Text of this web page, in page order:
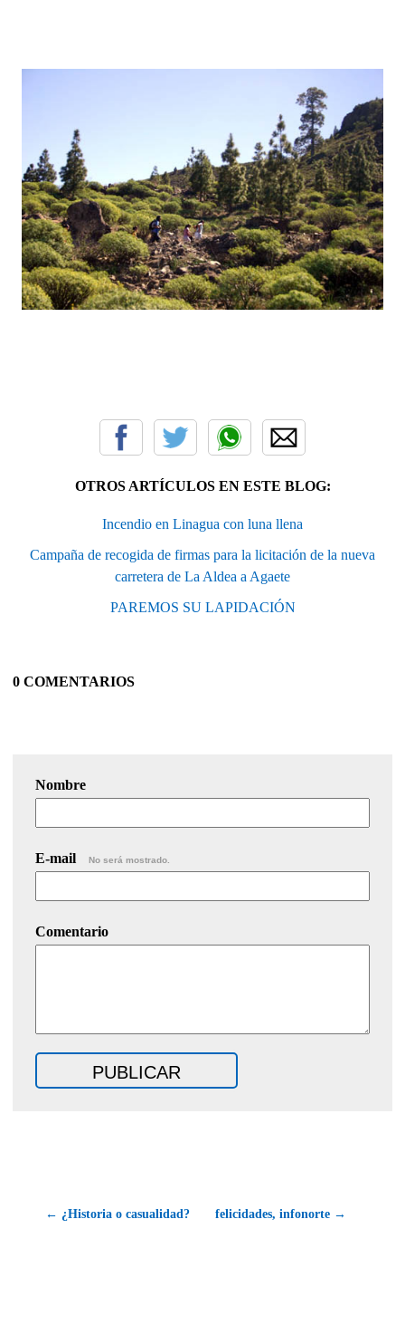
OTROS ARTÍCULOS EN ESTE BLOG:
Incendio en Linagua con luna llena
Campaña de recogida de firmas para la licitación de la nueva
carretera de La Aldea a Agaete
PAREMOS SU LAPIDACIÓN
0 COMENTARIOS
Nombre
E-mail No será mostrado.
Comentario
← ¿Historia o casualidad? felicidades, infonorte →